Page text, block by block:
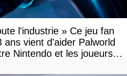
l'industrie » Ce jeu fan
ans vient d'aider Palworld
Nintendo et les joueurs